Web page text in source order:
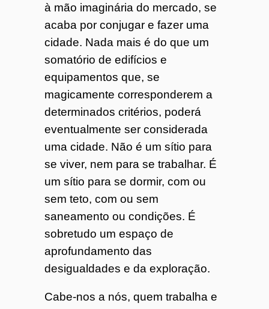
à mão imaginária do mercado, se
acaba por conjugar e fazer uma
cidade. Nada mais é do que um
somatório de edifícios e
equipamentos que, se
magicamente corresponderem a
determinados critérios, poderá
eventualmente ser considerada
uma cidade. Não é um sítio para
se viver, nem para se trabalhar. É
um sítio para se dormir, com ou
sem teto, com ou sem
saneamento ou condições. É
sobretudo um espaço de
aprofundamento das
desigualdades e da exploração.
Cabe-nos a nós, quem trabalha e